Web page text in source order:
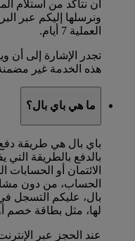
أن نتأكد من استلام
ونرسلها إليكم عبر
العملية 7 أيام.
تجدر الإشارة إلى
هذه الخدمة غير
ما هي باي بال؟
باي بال هي طريقة
بالدفع بالطريقة
الائتمان أو
الحساب، من دون
بال، عليكم التسجل
لها، مثل بطاقة خصم